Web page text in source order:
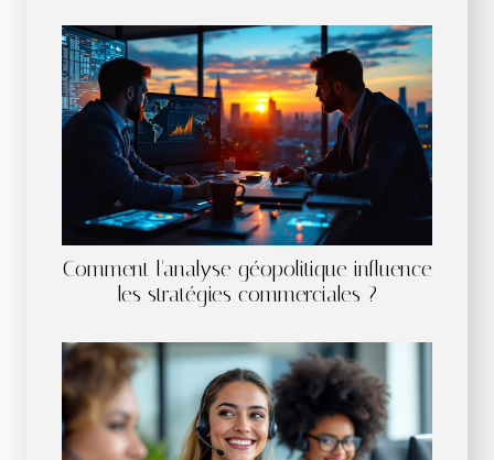
Comment l'analyse géopolitique influence
les stratégies commerciales ?